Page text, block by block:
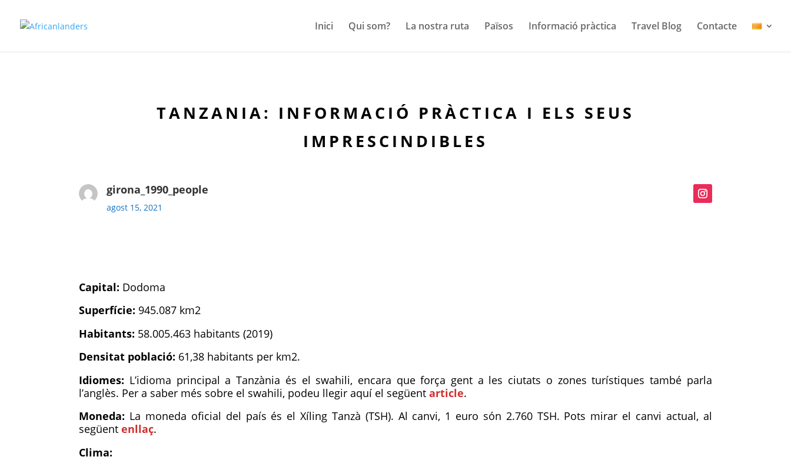
Inici Qui som? La nostra ruta Països Informació pràctica Travel Blog Contacte
TANZANIA: INFORMACIÓ PRÀCTICA I ELS SEUS
IMPRESCINDIBLES
girona_1990_people
agost 15, 2021
Capital: Dodoma
Superfície: 945.087 km2
Habitants: 58.005.463 habitants (2019)
Densitat població: 61,38 habitants per km2.
Idiomes: L’idioma principal a Tanzània és el swahili, encara que força gent a les ciutats o zones turístiques també parla
l’anglès. Per a saber més sobre el swahili, podeu llegir aquí el següentarticle.
Moneda: La moneda oficial del país és el Xíling Tanzà (TSH). Al canvi, 1 euro són 2.760 TSH. Pots mirar el canvi actual, al
següentenllaç.
Clima: